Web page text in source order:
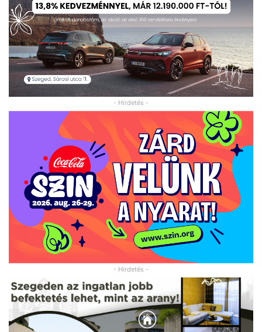
- Hirdetés -
- Hirdetés -